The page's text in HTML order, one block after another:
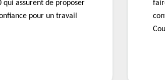
qui assurent de proposer
pour un travail